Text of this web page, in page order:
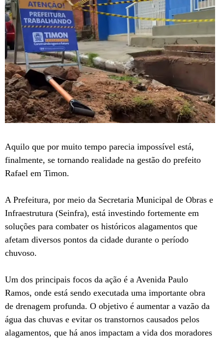
Aquilo que por muito tempo parecia impossível está,
finalmente, se tornando realidade na gestão do prefeito
Rafael em Timon.
A Prefeitura, por meio da Secretaria Municipal de Obras e
Infraestrutura (Seinfra), está investindo fortemente em
soluções para combater os históricos alagamentos que
afetam diversos pontos da cidade durante o período
chuvoso.
Um dos principais focos da ação é a Avenida Paulo
Ramos, onde está sendo executada uma importante obra
de drenagem profunda. O objetivo é aumentar a vazão da
água das chuvas e evitar os transtornos causados pelos
alagamentos, que há anos impactam a vida dos moradores